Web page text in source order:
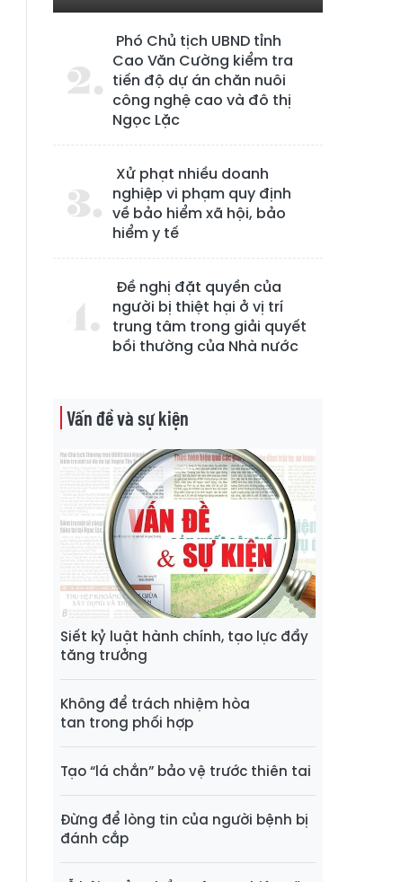
Phó Chủ tịch UBND tỉnh
Cao Văn Cường kiểm tra
tiến độ dự án chăn nuôi
công nghệ cao và đô thị
Ngọc Lặc
Xử phạt nhiều doanh
nghiệp vi phạm quy định
về bảo hiểm xã hội, bảo
hiểm y tế
Đề nghị đặt quyền của
người bị thiệt hại ở vị trí
trung tâm trong giải quyết
bồi thường của Nhà nước
Vấn đề và sự kiện
Siết kỷ luật hành chính, tạo lực đẩy
tăng trưởng
Không để trách nhiệm hòa
tan trong phối hợp
Tạo “lá chắn” bảo vệ trước thiên tai
Đừng để lòng tin của người bệnh bị
đánh cắp